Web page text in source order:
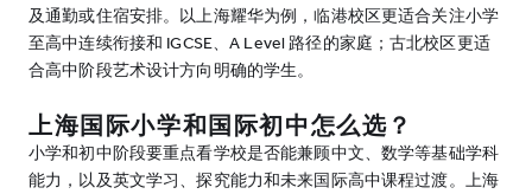
及通勤或住宿安排。以上海耀华为例，临港校区更适合关注小学
至高中连续衔接和 IGCSE、A Level 路径的家庭；古北校区更适
合高中阶段艺术设计方向明确的学生。
上海国际小学和国际初中怎么选？
小学和初中阶段要重点看学校是否能兼顾中文、数学等基础学科
能力，以及英文学习、探究能力和未来国际高中课程过渡。上海